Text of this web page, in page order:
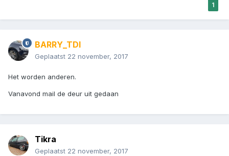
1
BARRY_TDI
Geplaatst 22 november, 2017
Het worden anderen.
Vanavond mail de deur uit gedaan
Tikra
Geplaatst 22 november, 2017